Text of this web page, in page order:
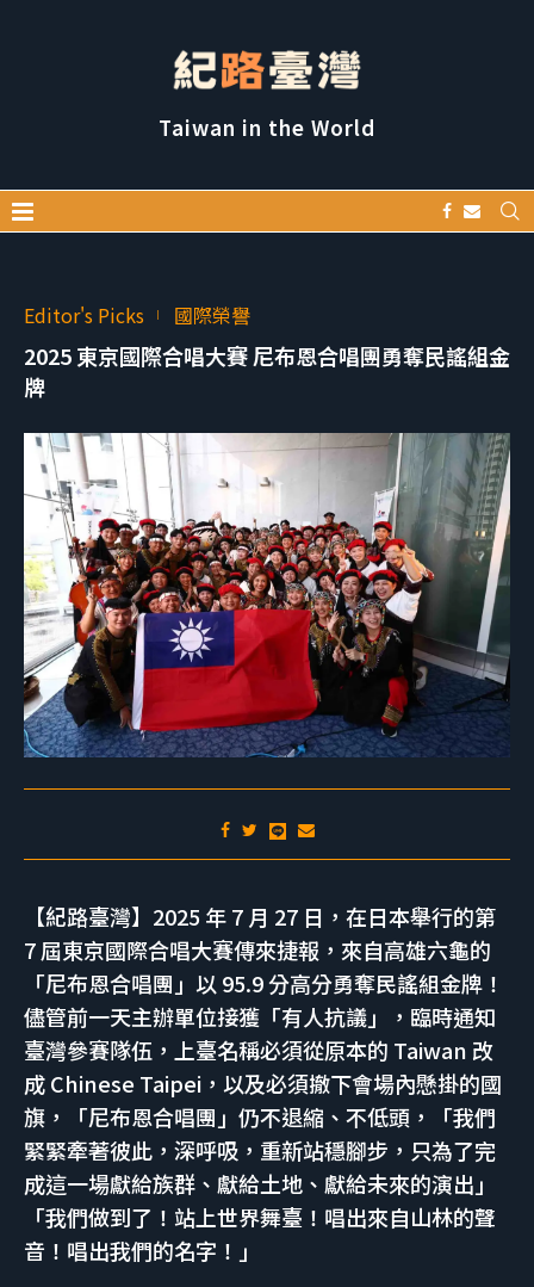
Taiwan in the World
Editor's Picks 國際榮譽
2025 東京國際合唱大賽 尼布恩合唱團勇奪民謠組金
牌
【紀路臺灣】2025 年 7 月 27 日，在日本舉行的第
7 屆東京國際合唱大賽傳來捷報，來自高雄六龜的
「尼布恩合唱團」以 95.9 分高分勇奪民謠組金牌！
儘管前一天主辦單位接獲「有人抗議」，臨時通知
臺灣參賽隊伍，上臺名稱必須從原本的 Taiwan 改
成 Chinese Taipei，以及必須撤下會場內懸掛的國
旗，「尼布恩合唱團」仍不退縮、不低頭，「我們
緊緊牽著彼此，深呼吸，重新站穩腳步，只為了完
成這一場獻給族群、獻給土地、獻給未來的演出」
「我們做到了！站上世界舞臺！唱出來自山林的聲
音！唱出我們的名字！」